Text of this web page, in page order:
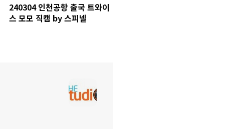
240304 인천공항 출국 트와이
스 모모 직캠 by 스피넬